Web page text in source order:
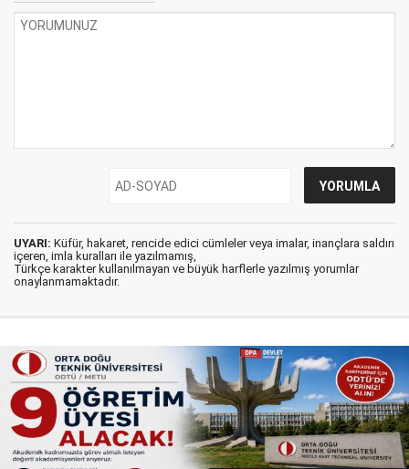
UYARI: Küfür, hakaret, rencide edici cümleler veya imalar, inançlara saldırı
içeren, imla kuralları ile yazılmamış,
Türkçe karakter kullanılmayan ve büyük harflerle yazılmış yorumlar
onaylanmamaktadır.